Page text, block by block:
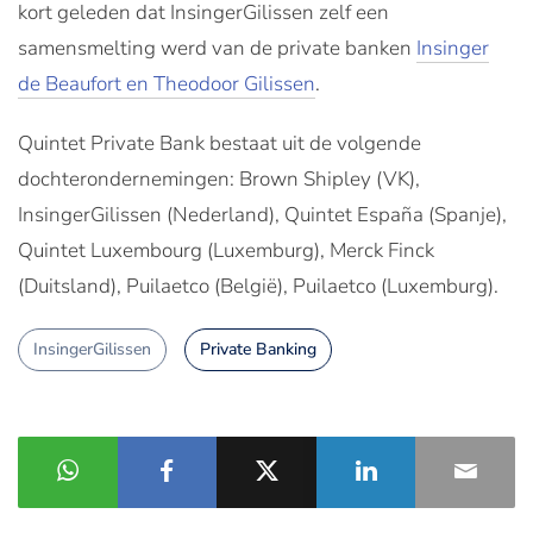
kort geleden dat InsingerGilissen zelf een
samensmelting werd van de private banken Insinger
de Beaufort en Theodoor Gilissen.
Quintet Private Bank bestaat uit de volgende
dochterondernemingen: Brown Shipley (VK),
InsingerGilissen (Nederland), Quintet España (Spanje),
Quintet Luxembourg (Luxemburg), Merck Finck
(Duitsland), Puilaetco (België), Puilaetco (Luxemburg).
InsingerGilissen Private Banking